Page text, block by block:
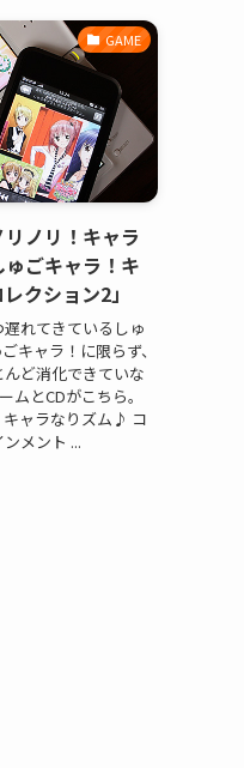
GAME
リノリ！キャラ
ごキャラ！キ
クション2」
れてきているしゅ
キャラ！に限らず、
ど消化できていな
ムとCDがこちら。
キャラなりズム♪ コ
メント ...